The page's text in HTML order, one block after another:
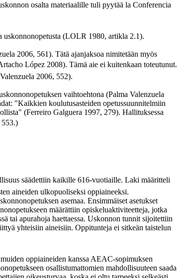
osalta materiaalille tuli pyytää la Conferencia
uskonnonopetusta (LOLR 1980, artikla 2.1).
2006, 561). Tätä ajanjaksoa nimitetään myös
López 2008). Tämä aie ei kuitenkaan toteutunut.
2006, 552).
vaihtoehtona (Palma Valenzuela
"Kaikkien koulutusasteiden opetussuunnitelmiin
(Ferreiro Galguera 1997, 279). Hallituksessa
553.)
säädettiin kaikille 616-vuotiaille. Laki määritteli
aineiden ulkopuoliseksi oppiaineeksi.
asemaa. Ensimmäiset asetukset
määrättiin opiskeluaktiviteetteja, jotka
tai apurahoja haettaessa. Uskonnon tunnit sijoitettiin
yhteisiin aineisiin. Oppitunteja ei sitkeän taistelun
oppiaineiden kanssa AEAC-sopimuksen
osallistumattomien mahdollisuuteen saada